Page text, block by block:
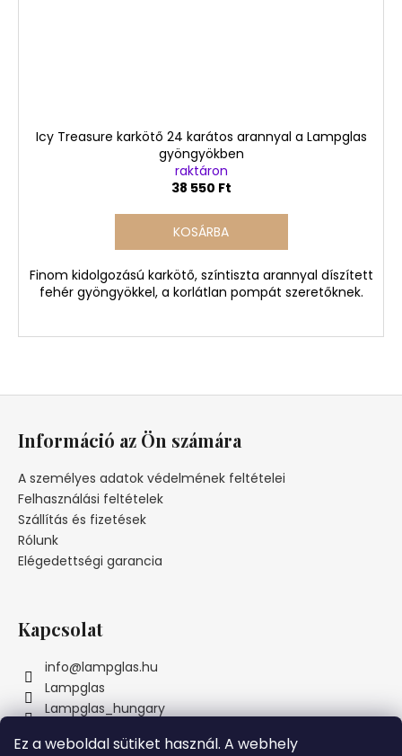
Ez a weboldal sütiket használ. A webhely
Icy Treasure karkötő 24 karátos arannyal a Lampglas
gyöngyökben
raktáron
38 550 Ft
KOSÁRBA
Finom kidolgozású karkötő, színtiszta arannyal díszített
fehér gyöngyökkel, a korlátlan pompát szeretőknek.
Információ az Ön számára
A személyes adatok védelmének feltételei
Felhasználási feltételek
Szállítás és fizetések
Rólunk
Elégedettségi garancia
Kapcsolat
info@lampglas.hu
Lampglas
Lampglas_hungary